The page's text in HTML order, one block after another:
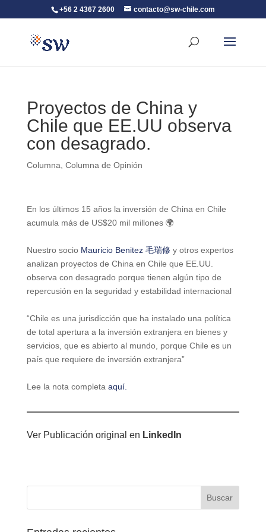
+56 2 4367 2600 contacto@sw-chile.com
Proyectos de China y
Chile que EE.UU observa
con desagrado.
Columna Columna de Opinión
En los últimos 15 años la inversión de China en Chile
acumula más de US$20 mil millones 🌍
Nuestro socio Mauricio Benitez 毛瑞修y otros expertos
analizan proyectos de China en Chile que EE.UU.
observa con desagrado porque tienen algún tipo de
repercusión en la seguridad y estabilidad internacional
“Chile es una jurisdicción que ha instalado una política
de total apertura a la inversión extranjera en bienes y
servicios, que es abierto al mundo, porque Chile es un
país que requiere de inversión extranjera”
Lee la nota completa aquí.
Ver Publicación original en LinkedIn